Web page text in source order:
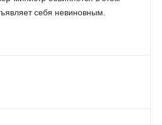
себя невиновным.